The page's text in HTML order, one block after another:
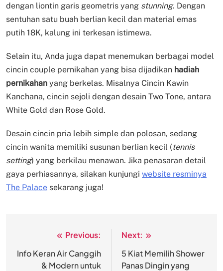
dengan liontin garis geometris yang stunning. Dengan
sentuhan satu buah berlian kecil dan material emas
putih 18K, kalung ini terkesan istimewa.
Selain itu, Anda juga dapat menemukan berbagai model
cincin couple pernikahan yang bisa dijadikan hadiah
pernikahan yang berkelas. Misalnya Cincin Kawin
Kanchana, cincin sejoli dengan desain Two Tone, antara
White Gold dan Rose Gold.
Desain cincin pria lebih simple dan polosan, sedang
cincin wanita memiliki susunan berlian kecil (tennis
setting) yang berkilau menawan. Jika penasaran detail
gaya perhiasannya, silakan kunjungi website resminya
The Palace sekarang juga!
navigation
Previous:
Info Keran Air Canggih
& Modern untuk
Next:
5 Kiat Memilih Shower
Panas Dingin yang